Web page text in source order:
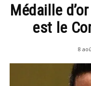
Médaille
est le
8